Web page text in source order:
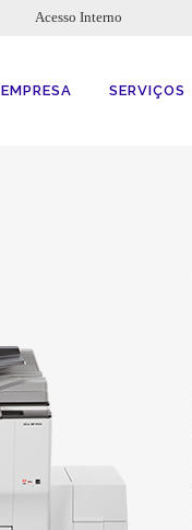
Acesso Interno
EMPRESA SERVIÇOS